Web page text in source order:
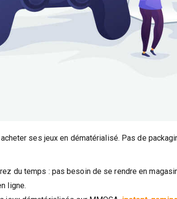
ses jeux en dématérialisé. Pas de
du temps : pas besoin de se rendre en
ligne.